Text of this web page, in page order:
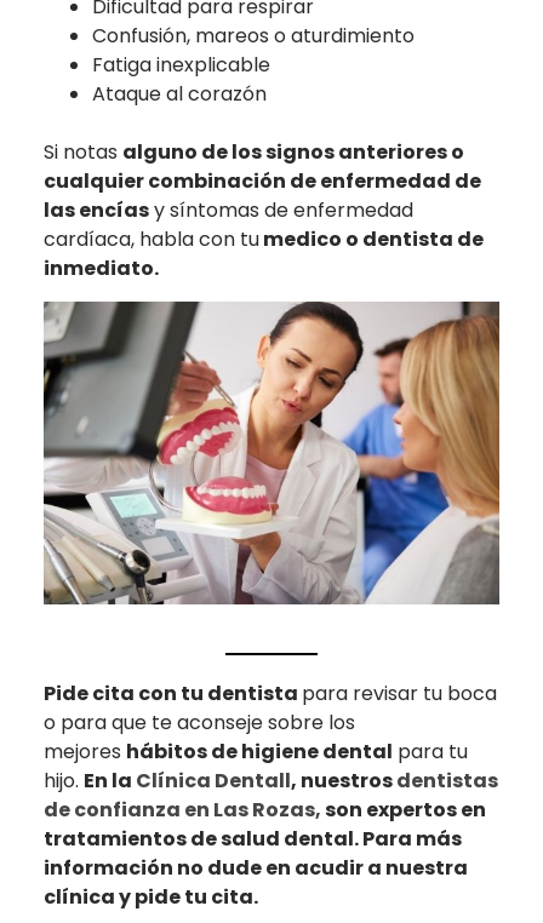
Dificultad para respirar
Confusión, mareos o aturdimiento
Fatiga inexplicable
Ataque al corazón
Si notas alguno de los signos anteriores o
cualquier combinación de enfermedad de
las encíasy síntomas de enfermedad
cardíaca, habla con tumedico o dentista de
inmediato.
Pide cita con tu dentista para revisar tu boca
o para que te aconseje sobre los
mejores hábitos de higiene dental para tu
hijo. En la Clínica Dentall, nuestrosdentistas
de confianza en Las Rozas,son expertos en
tratamientos de salud dental. Para más
información no dude en acudir a nuestra
clínica y pide tu cita.